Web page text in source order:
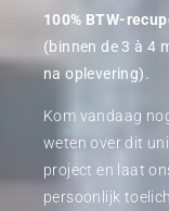
100% BTW-
(binnen de 3 à 4
na oplevering).
Kom vandaag
weten over dit
project en laat
persoonlijk